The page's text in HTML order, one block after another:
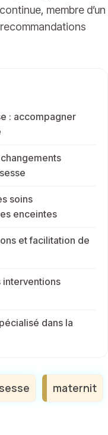
membre d’un
: accompagner
soins
enceintes
et facilitation de
interventions
dans la
maternit